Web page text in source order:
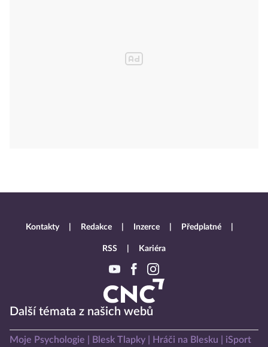
Další témata z našich webů
Moje Psychologie Blesk Tlapky Hráči na Blesku
iSport
Kontakty Redakce Inzerce Předplatné
RSS Kariéra